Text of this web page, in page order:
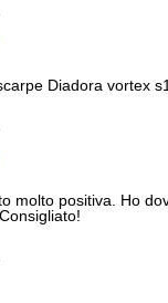
Diadora vortex
molto positiva. Ho